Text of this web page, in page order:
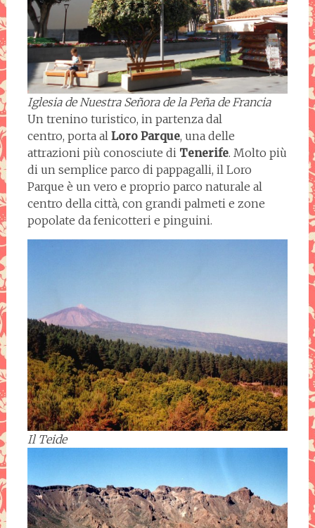
Iglesia de Nuestra Señora de la Peña de Francia
Un trenino turistico, in partenza dal
centro, porta al Loro Parque, una delle
attrazioni più conosciute di Tenerife. Molto più
di un semplice parco di pappagalli, il Loro
Parque è un vero e proprio parco naturale al
centro della città, con grandi palmeti e zone
popolate da fenicotteri e pinguini.
Il Teide